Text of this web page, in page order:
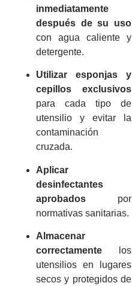
inmediatamente
después de su uso
con agua caliente y
detergente.
Utilizar esponjas y
cepillos exclusivos
para cada tipo de
utensilio y evitar la
contaminación
cruzada.
Aplicar
desinfectantes
aprobados por
normativas sanitarias.
Almacenar
correctamente los
utensilios en lugares
secos y protegidos de